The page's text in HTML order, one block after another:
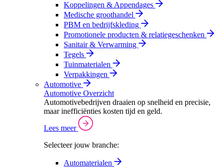
Koppelingen & Appendages
Medische groothandel
PBM en bedrijfskleding
Promotionele producten & relatiegeschenken
Sanitair & Verwarming
Tegels
Tuinmaterialen
Verpakkingen
Automotive
Automotive Overzicht
Automotivebedrijven draaien op snelheid en precisie,
maar inefficiënties kosten tijd en geld.
Lees meer
Selecteer jouw branche:
Automaterialen